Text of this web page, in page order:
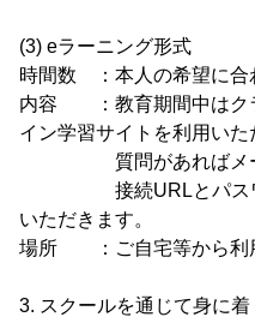
(3) eラーニング形式
時間数 ：本人の希望に合
内容 ：教育期間中はク
イン学習サイトを利用いた
質問があればメール
接続URLとパスワー
いただきます。
場所 ：ご自宅等から利
3. スクールを通じて身に着